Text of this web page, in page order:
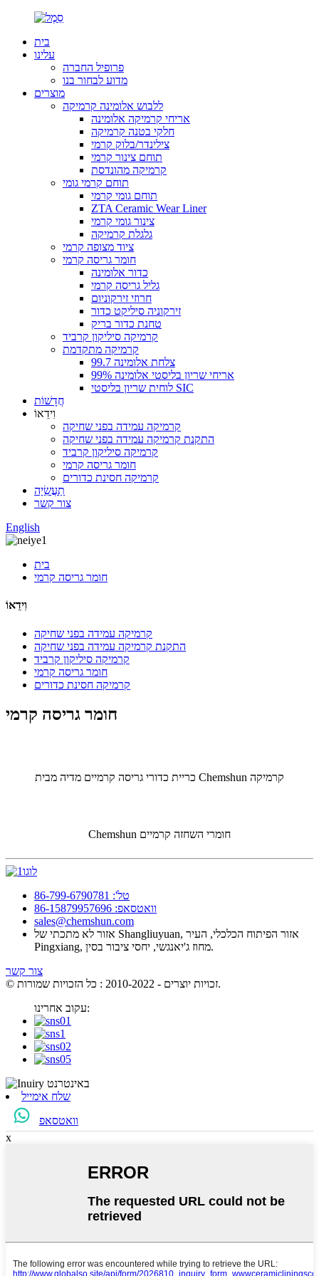
בית
עלינו
פרופיל החברה
מדוע לבחור בנו
מוצרים
ללבוש אלומינה קרמיקה
אריחי קרמיקה אלומינה
חלקי בטנה קרמיקה
צילינדר/בלוק קרמי
תוחם צינור קרמי
קרמיקה מהונדסת
תוחם קרמי גומי
תוחם גומי קרמי
ZTA Ceramic Wear Liner
צינור גומי קרמי
גלגלת קרמיקה
ציוד מצופה קרמי
חומר גריסה קרמי
כדור אלומינה
גליל גריסה קרמי
חרוזי זירקוניום
זירקוניה סיליקט כדור
טחנת כדור בריק
קרמיקה סיליקון קרביד
קרמיקה מתקדמת
צלחת אלומינה 99.7
אריחי שריון בליסטי אלומינה 99%
לוחית שריון בליסטי SIC
חֲדָשׁוֹת
וִידֵאוֹ
קרמיקה עמידה בפני שחיקה
התקנת קרמיקה עמידה בפני שחיקה
קרמיקה סיליקון קרביד
חומר גריסה קרמי
קרמיקה חסינת כדורים
תַעֲשִׂיָה
צור קשר
English
בית
חומר גריסה קרמי
וִידֵאוֹ
קרמיקה עמידה בפני שחיקה
התקנת קרמיקה עמידה בפני שחיקה
קרמיקה סיליקון קרביד
חומר גריסה קרמי
קרמיקה חסינת כדורים
חומר גריסה קרמי
כריית כדורי גריסה קרמיים מדיה מבית Chemshun קרמיקה
Chemshun חומרי השחזה קרמיים
טל': 86-799-6790781
וואטסאפ: 86-15879957696
sales@chemshun.com
אזור לא מתכתי של Shangliuyuan, אזור הפיתוח הכלכלי, העיר
Pingxiang, מחוז ג'יאנגשי, יחסי ציבור בסין.
צור קשר
© זכויות יוצרים - 2010-2022 : כל הזכויות שמורות.
עקוב אחרינו:
שלח אימייל
וואטסאפ
x